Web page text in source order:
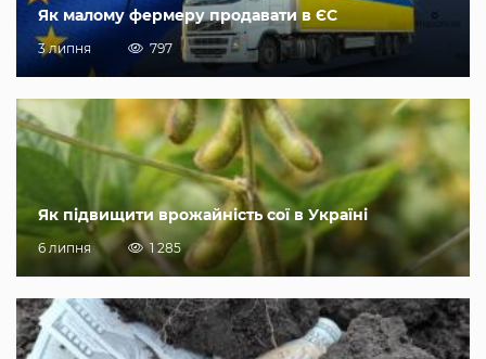
Як малому фермеру продавати в ЄС
3 липня 797
Як підвищити врожайність сої в Україні
6 липня 1 285